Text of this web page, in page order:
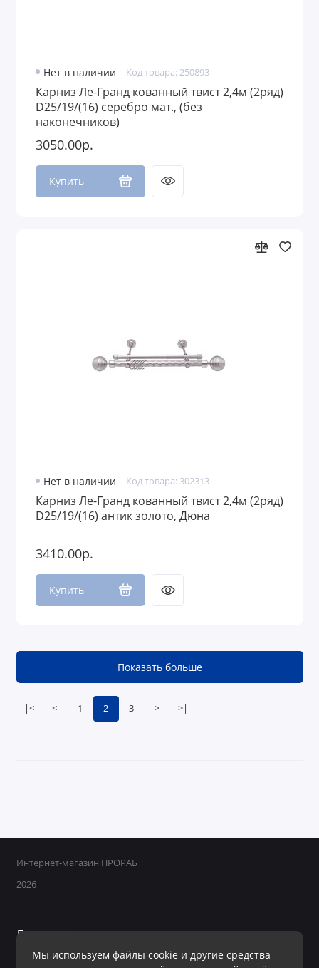
Нет в наличии Код товара: 250893
Карниз Ле-Гранд кованный твист 2,4м (2ряд)
D25/19/(16) серебро мат., (без
наконечников)
3050.00р.
Купить
Нет в наличии Код товара: 302313
Карниз Ле-Гранд кованный твист 2,4м (2ряд)
D25/19/(16) антик золото, Дюна
3410.00р.
Купить
|< < 1 2 3 > >|
Показать больше
Мы используем файлы cookie и другие средства
Интернет-магазин ПРОРАБ
2026
Поддержка
+7 950 800-40-09